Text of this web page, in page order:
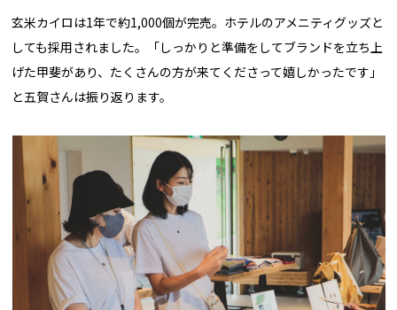
玄米カイロは1年で約1,000個が完売。ホテルのアメニティグッズと
しても採用されました。「しっかりと準備をしてブランドを立ち上
げた甲斐があり、たくさんの方が来てくださって嬉しかったです」
と五賀さんは振り返ります。